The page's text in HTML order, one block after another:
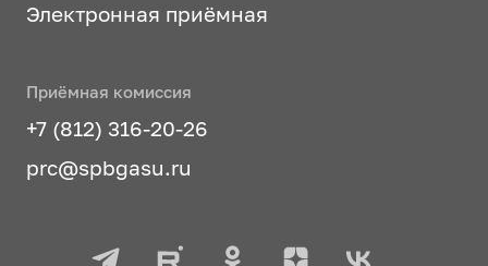
Электронная приёмная
Приёмная комиссия
+7 (812) 316-20-26
prc@spbgasu.ru